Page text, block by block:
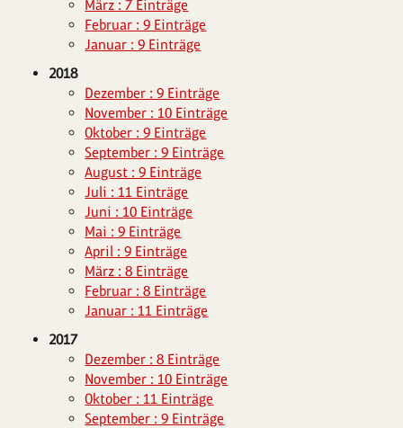
März : 7 Einträge
Februar : 9 Einträge
Januar : 9 Einträge
2018
Dezember : 9 Einträge
November : 10 Einträge
Oktober : 9 Einträge
September : 9 Einträge
August : 9 Einträge
Juli : 11 Einträge
Juni : 10 Einträge
Mai : 9 Einträge
April : 9 Einträge
März : 8 Einträge
Februar : 8 Einträge
Januar : 11 Einträge
2017
Dezember : 8 Einträge
November : 10 Einträge
Oktober : 11 Einträge
September : 9 Einträge